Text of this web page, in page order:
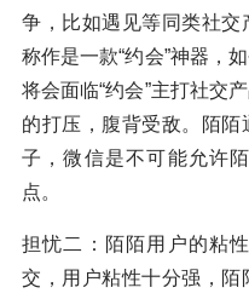
争，比如遇见等同类社交
称作是一款“约会”神器，
将会面临“约会”主打社交
的打压，腹背受敌。陌陌
子，微信是不可能允许
点。
担忧二：陌陌用户的粘
交，用户粘性十分强，陌